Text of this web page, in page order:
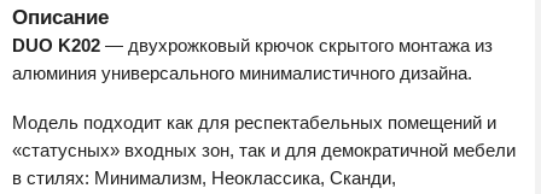
золото)
Описание
DUO K202 — двухрожковый крючок скрытого монтажа из
алюминия универсального минималистичного дизайна.
Модель подходит как для респектабельных помещений и
«статусных» входных зон, так и для демократичной мебели
в стилях: Минимализм, Неоклассика, Сканди,